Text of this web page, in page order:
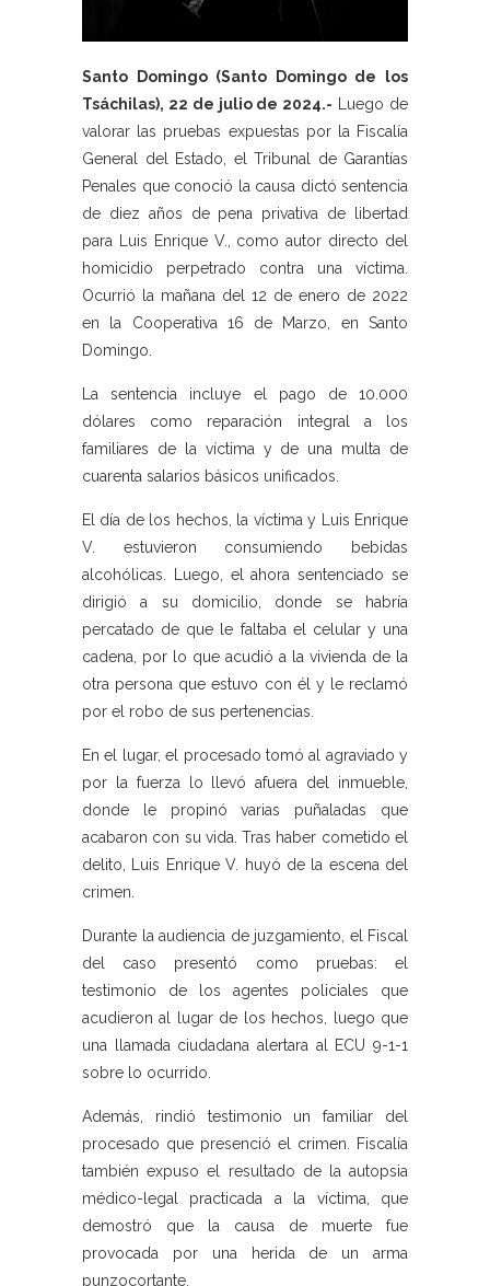
Santo Domingo (Santo Domingo de los
Tsáchilas), 22 de julio de 2024.- Luego de
valorar las pruebas expuestas por la Fiscalía
General del Estado, el Tribunal de Garantías
Penales que conoció la causa dictó sentencia
de diez años de pena privativa de libertad
para Luis Enrique V., como autor directo del
homicidio perpetrado contra una víctima.
Ocurrió la mañana del 12 de enero de 2022
en la Cooperativa 16 de Marzo, en Santo
Domingo.
La sentencia incluye el pago de 10.000
dólares como reparación integral a los
familiares de la víctima y de una multa de
cuarenta salarios básicos unificados.
El día de los hechos, la víctima y Luis Enrique
V. estuvieron consumiendo bebidas
alcohólicas. Luego, el ahora sentenciado se
dirigió a su domicilio, donde se habría
percatado de que le faltaba el celular y una
cadena, por lo que acudió a la vivienda de la
otra persona que estuvo con él y le reclamó
por el robo de sus pertenencias.
En el lugar, el procesado tomó al agraviado y
por la fuerza lo llevó afuera del inmueble,
donde le propinó varias puñaladas que
acabaron con su vida. Tras haber cometido el
delito, Luis Enrique V. huyó de la escena del
crimen.
Durante la audiencia de juzgamiento, el Fiscal
del caso presentó como pruebas: el
testimonio de los agentes policiales que
acudieron al lugar de los hechos, luego que
una llamada ciudadana alertara al ECU 9-1-1
sobre lo ocurrido.
Además, rindió testimonio un familiar del
procesado que presenció el crimen. Fiscalía
también expuso el resultado de la autopsia
médico-legal practicada a la víctima, que
demostró que la causa de muerte fue
provocada por una herida de un arma
punzocortante.